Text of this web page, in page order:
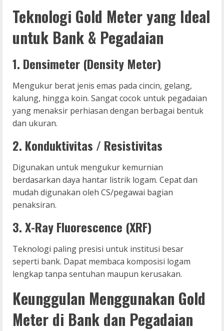
Teknologi Gold Meter yang Ideal
untuk Bank & Pegadaian
1. Densimeter (Density Meter)
Mengukur berat jenis emas pada cincin, gelang,
kalung, hingga koin. Sangat cocok untuk pegadaian
yang menaksir perhiasan dengan berbagai bentuk
dan ukuran.
2. Konduktivitas / Resistivitas
Digunakan untuk mengukur kemurnian
berdasarkan daya hantar listrik logam. Cepat dan
mudah digunakan oleh CS/pegawai bagian
penaksiran.
3. X-Ray Fluorescence (XRF)
Teknologi paling presisi untuk institusi besar
seperti bank. Dapat membaca komposisi logam
lengkap tanpa sentuhan maupun kerusakan.
Keunggulan Menggunakan Gold
Meter di Bank dan Pegadaian